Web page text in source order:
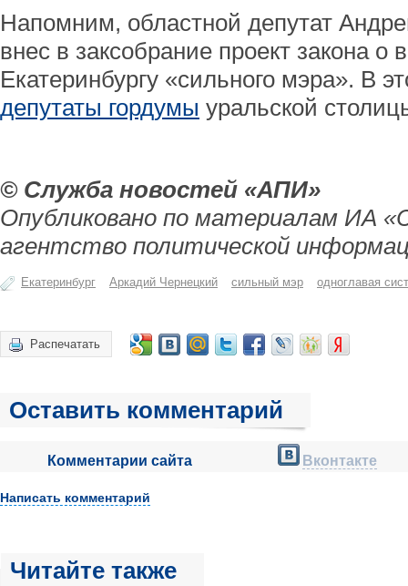
Напомним, областной депутат
внес в заксобрание проект закона о
Екатеринбургу «сильного мэра». В
депутаты гордумы уральской
© Служба новостей «АПИ»
Опубликовано по материалам ИА
агентство политической
Екатеринбург Аркадий Чернецкий сильный мэр одноглавая
Распечатать
Оставить комментарий
Комментарии сайта Вконтакте
Написать комментарий
Читайте также